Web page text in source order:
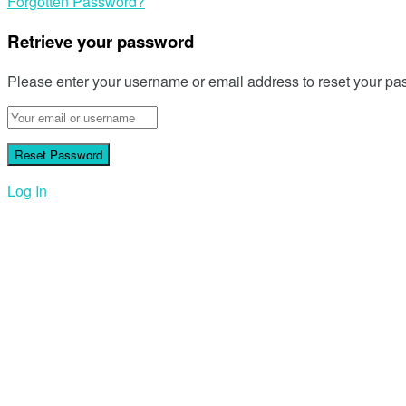
Retrieve your password
Please enter your username or email address to reset your
Log In